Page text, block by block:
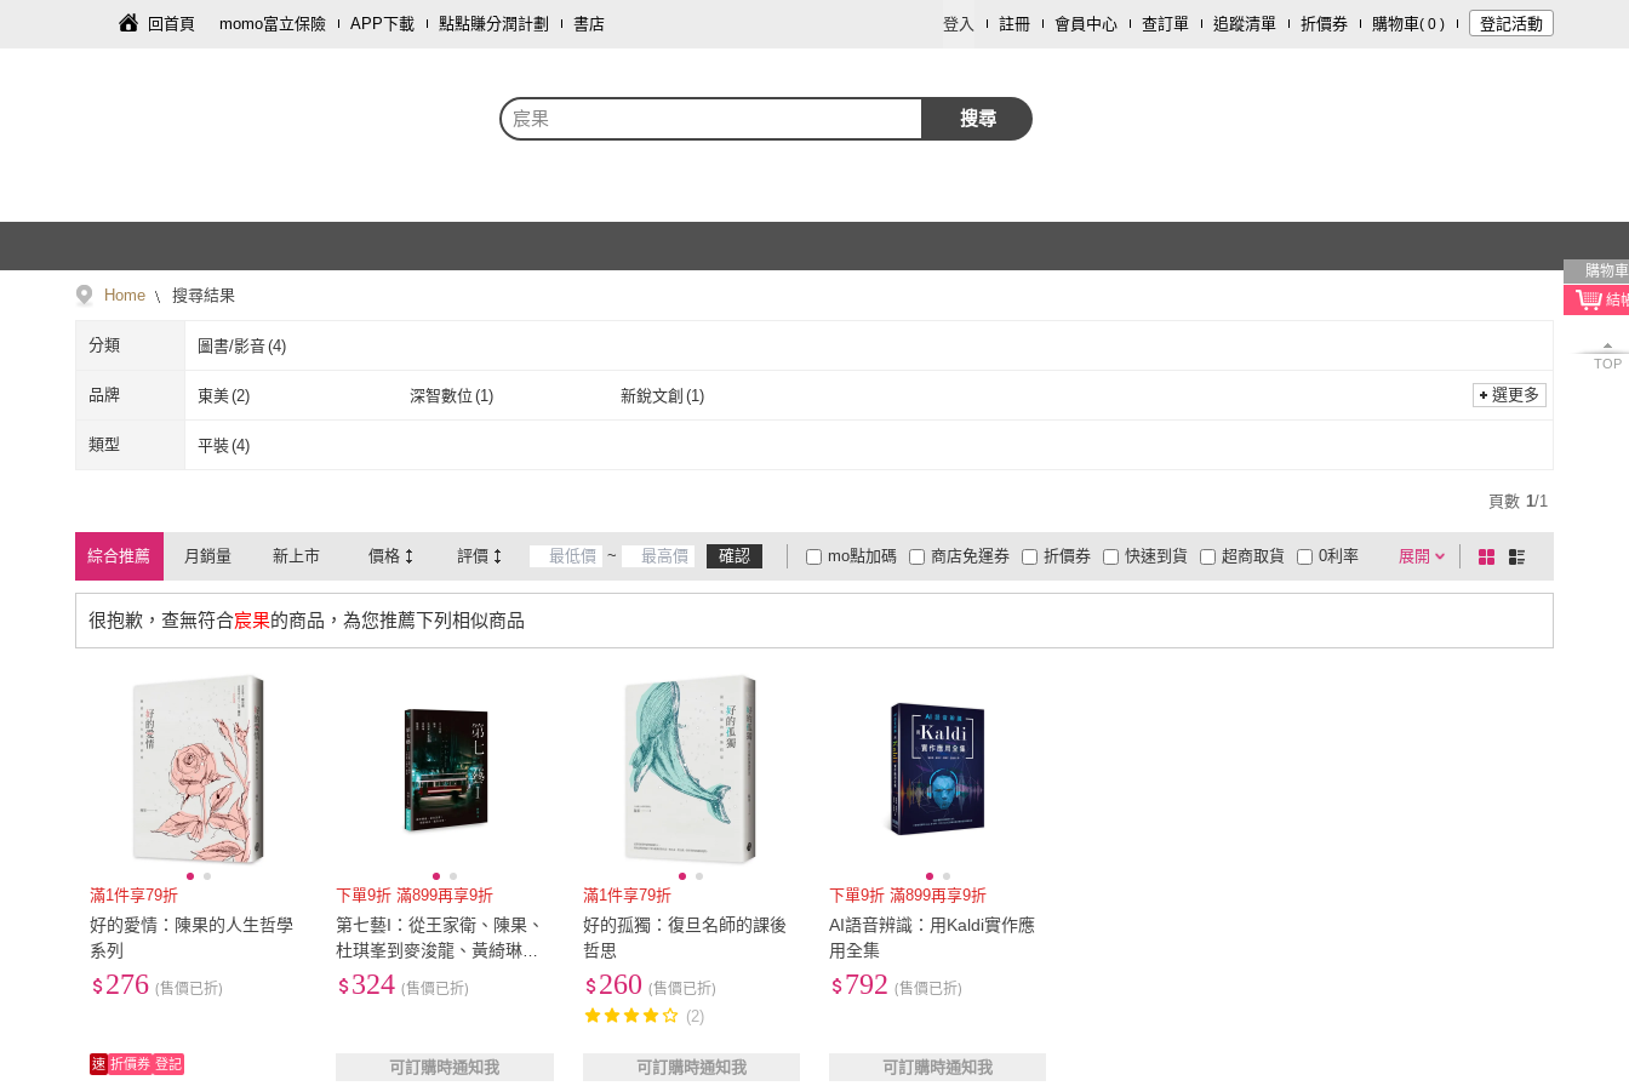
回首頁 momo富立保險 APP下載 點點賺分潤計劃 書店 登入 註冊 會員中心 查訂單 追蹤清單 折價券 購物車( 0 ) 登記活動
宸果 搜尋
購物車
TOP
Home 搜尋結果
分類 圖書/影音(4)
品牌 東美(2) 深智數位 (1) 新銳文創 (1)
東美
選更多
類型 平裝(4)
頁數 1/1
綜合推薦 月銷量 新上市 價格 評價 ~ 確認 展開
折價券
有影片
商品有量 電視購物
mo點加碼 快速到貨 超商取貨
大家電安心配
大家電快配
商店免運券 0利率
棋
盤
列
很抱歉，查無符合宸果的商品，為您推薦下列相似商品
滿1件享79折
好的愛情：陳果的人生哲學
系列
276 (售價已折)
速 折價券 登記
下單9折 滿899再享9折
第七藝I：從王家衛、陳果、
杜琪峯到麥浚龍、黃綺琳、
陳健朗THE 7TH ART TREA
324 (售價已折)
可訂購時通知我
滿1件享79折
好的孤獨：復旦名師的課後
哲思
260 (售價已折)
(2)
可訂購時通知我
下單9折 滿899再享9折
AI語音辨識：用Kaldi實作應
用全集
792 (售價已折)
可訂購時通知我